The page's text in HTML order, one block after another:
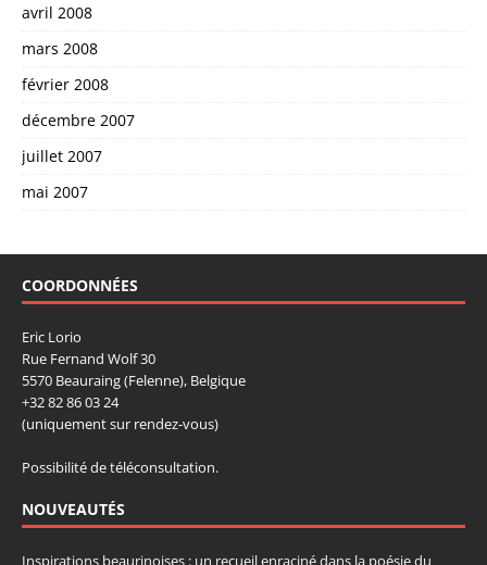
avril 2008
mars 2008
février 2008
décembre 2007
juillet 2007
mai 2007
COORDONNÉES
Eric Lorio
Rue Fernand Wolf 30
5570 Beauraing (Felenne), Belgique
+32 82 86 03 24
(uniquement sur rendez-vous)
Possibilité de téléconsultation.
NOUVEAUTÉS
Inspirations beaurinoises : un recueil enraciné dans la poésie du